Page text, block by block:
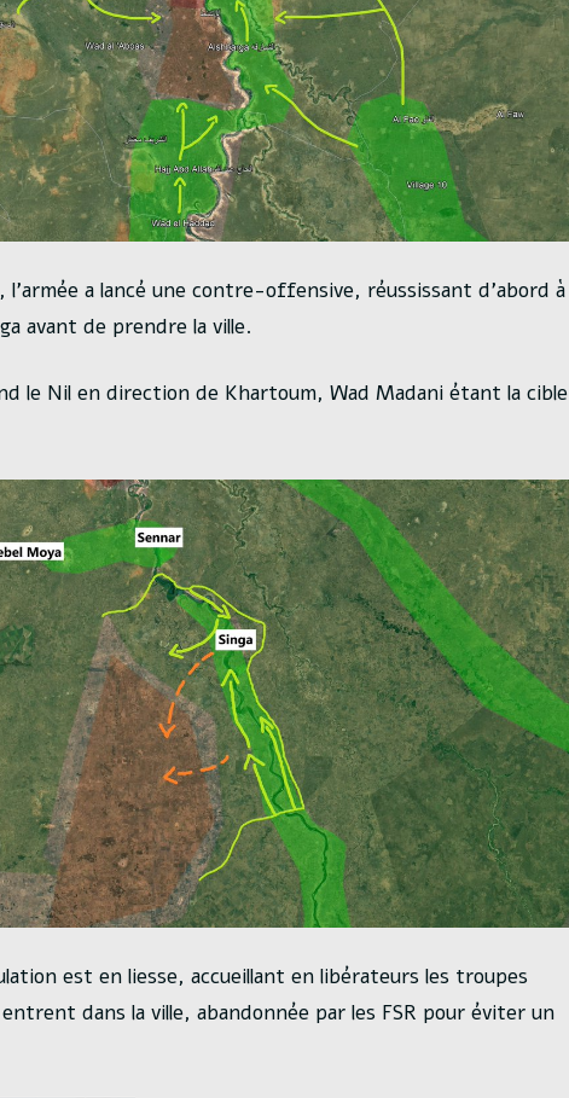
a lancé une contre-offensive, réussissant d’abord à
avant de prendre la ville.
le Nil en direction de Khartoum, Wad Madani étant la cible
est en liesse, accueillant en libérateurs les troupes
dans la ville, abandonnée par les FSR pour éviter un